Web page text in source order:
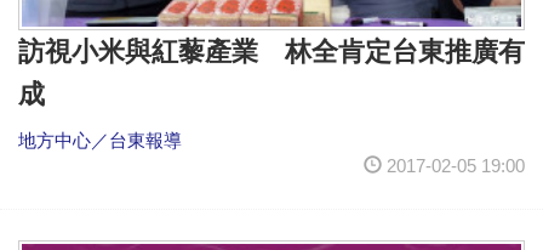
訪視小米與紅藜產業 林全肯定台東推廣有
成
地方中心／台東報導
2017-02-05 19:00